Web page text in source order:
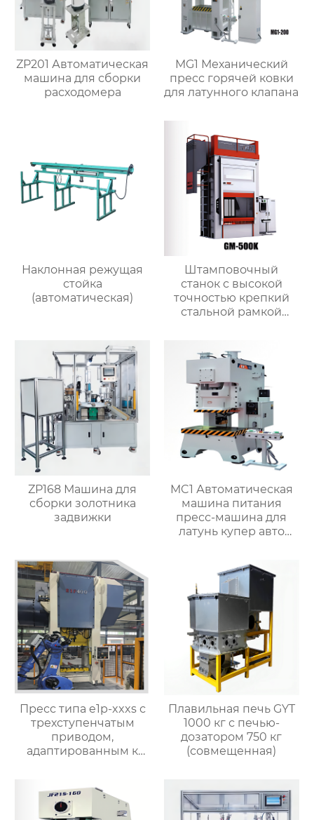
ZP201 Автоматическая
машина для сборки
расходомера
MG1 Механический
пресс горячей ковки
для латунного клапана
Наклонная режущая
стойка
(автоматическая)
Штамповочный
станок с высокой
точностью крепкий
стальной рамкой
пуншем умирает
ZP168 Машина для
сборки золотника
задвижки
MC1 Автоматическая
машина питания
пресс-машина для
латунь купер авто
Пресс типа e1p-xxxs с
трехступенчатым
приводом,
адаптированным к
процесса
Плавильная печь GYT
1000 кг с печью-
дозатором 750 кг
(совмещенная)